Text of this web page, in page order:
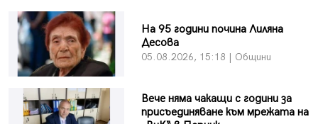
На 95 години почина Лиляна
Десова
05.08.2026, 15:18 | Общини
Вече няма чакащи с години за
присъединяване към мрежата на